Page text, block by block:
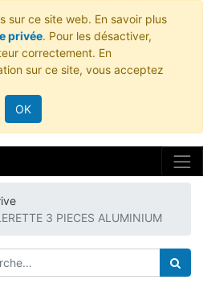
sur ce site web. En savoir plus
privée. Pour les désactiver,
correctement. En
sur ce site, vous acceptez
OK
3 PIECES ALUMINIUM